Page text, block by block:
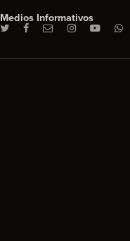
Medios Informativos